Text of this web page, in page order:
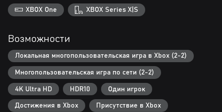
XBOX One XBOX Series X|S
Возможности
Локальная многопользовательская игра в Xbox (2-2)
Многопользовательская игра по сети (2-2)
4K Ultra HD HDR10 Один игрок
Достижения в Xbox Присутствие в Xbox